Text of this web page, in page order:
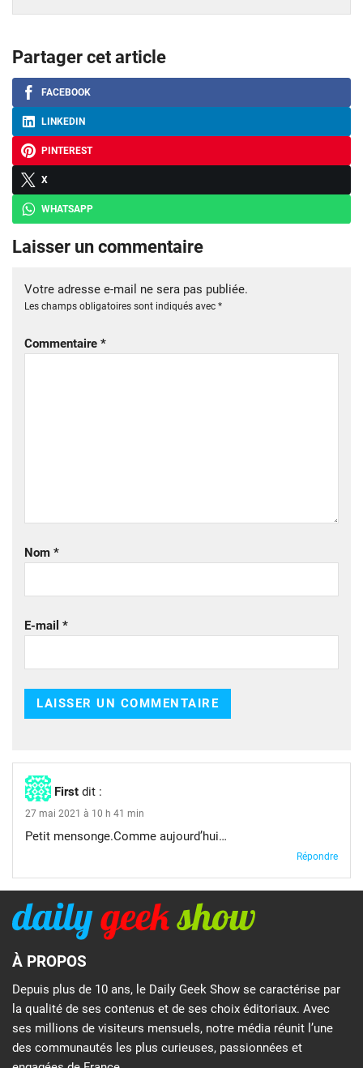
Partager cet article
FACEBOOK
LINKEDIN
PINTEREST
X
WHATSAPP
Laisser un commentaire
Votre adresse e-mail ne sera pas publiée.
Les champs obligatoires sont indiqués avec *
Commentaire *
Nom *
E-mail *
First dit :
27 mai 2021 à 10 h 41 min
Petit mensonge.Comme aujourd’hui…
Répondre
À PROPOS
Depuis plus de 10 ans, le Daily Geek Show se caractérise par
la qualité de ses contenus et de ses choix éditoriaux. Avec
ses millions de visiteurs mensuels, notre média réunit l’une
des communautés les plus curieuses, passionnées et